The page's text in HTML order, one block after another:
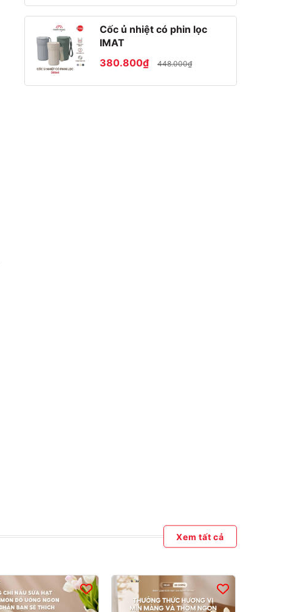
Cốc ủ nhiệt có phin lọc
IMAT
380.800₫
448.000₫
Xem tất cả